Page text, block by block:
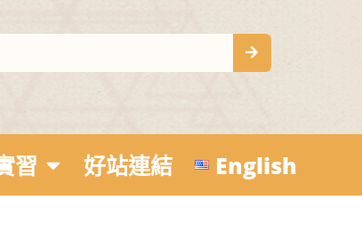
習 好站連結 English